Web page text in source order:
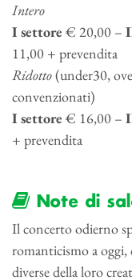
Intero
I settore€ 20,00 –
11,00 + prevendita
Ridotto(under30,
convenzionati)
I settore€ 16,00 –
+ prevendita
Note di
Il concerto odierno
romanticismo a
diverse della loro